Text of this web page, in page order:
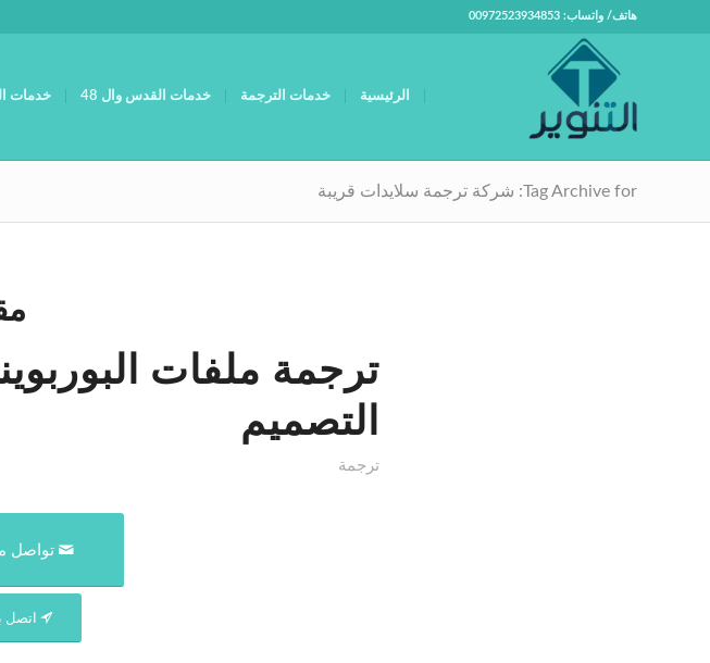
هاتف/ واتساب: 00972523934853
الرئيسية خدمات الترجمة خدمات القدس وال 48 خدمات
Tag Archive for: شركة ترجمة سلايدات قريبة
ترجمة ملفات
التصميم
ترجمة
تواصل
اتصل